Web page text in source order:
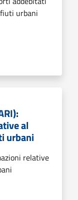
urbani
al
urbani
relative